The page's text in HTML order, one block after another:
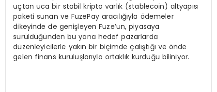
uçtan uca bir stabil kripto varlık (stablecoin) altyapısı
paketi sunan ve FuzePay aracılığıyla ödemeler
dikeyinde de genişleyen Fuze’un, piyasaya
sürüldüğünden bu yana hedef pazarlarda
düzenleyicilerle yakın bir biçimde çalıştığı ve önde
gelen finans kuruluşlarıyla ortaklık kurduğu biliniyor.